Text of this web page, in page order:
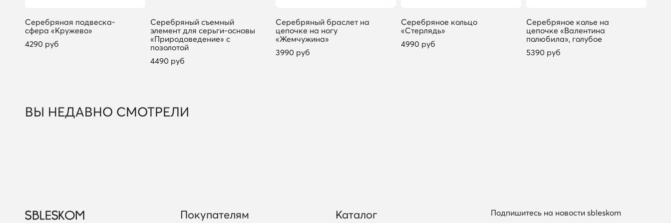
Серебряная подвеска-
сфера «Кружево»
4290 руб
Серебряный съемный
элемент для серьги-основы
«Природоведение» с
позолотой
4490 руб
Серебряный браслет на
цепочке на ногу
«Жемчужина»
3990 руб
Серебряное кольцо
«Стерлядь»
4990 руб
Серебряное колье на
цепочке «Валентина
полюбила», голубое
5390 руб
ВЫ НЕДАВНО СМОТРЕЛИ
Покупателям Каталог Подпишитесь на новости sbleskom